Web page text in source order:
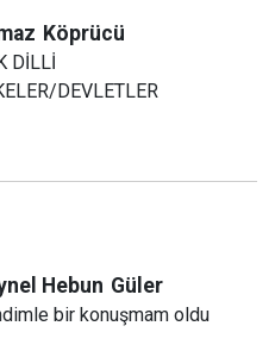
Köprücü
DİLLİ
DEVLETLER
Hebun Güler
bir konuşmam oldu